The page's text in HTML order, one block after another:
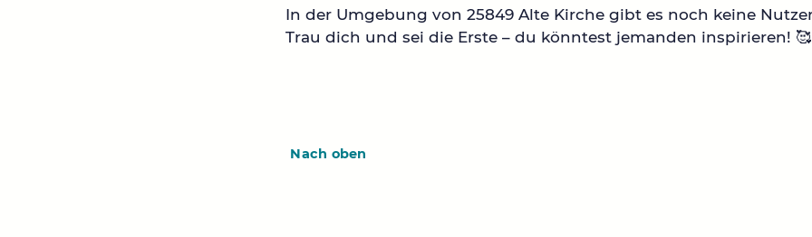
In der Umgebung von 25849 Alte Kirche gibt es noch keine
Trau dich und sei die Erste – du könntest jemanden inspirieren! 🥰
Nach oben